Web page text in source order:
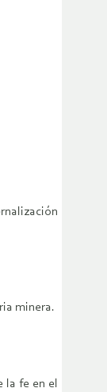
minera.
la fe en el